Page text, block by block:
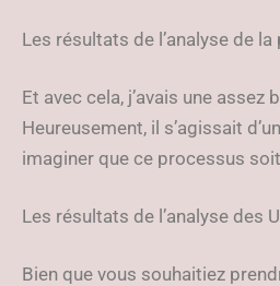
Les résultats de l’analyse de la
Et avec cela, j’avais une
Heureusement, il s’agissait
imaginer que ce processus
Les résultats de l’analyse des
Bien que vous souhaitiez